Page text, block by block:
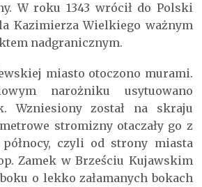
W roku 1343 wrócił do Polski
Kazimierza Wielkiego ważnym
nadgranicznym.
miasto otoczono murami.
narożniku usytuowano
Wzniesiony został na skraju
stromizny otaczały go z
czyli od strony miasta
Zamek w Brześciu Kujawskim
o lekko załamanych bokach